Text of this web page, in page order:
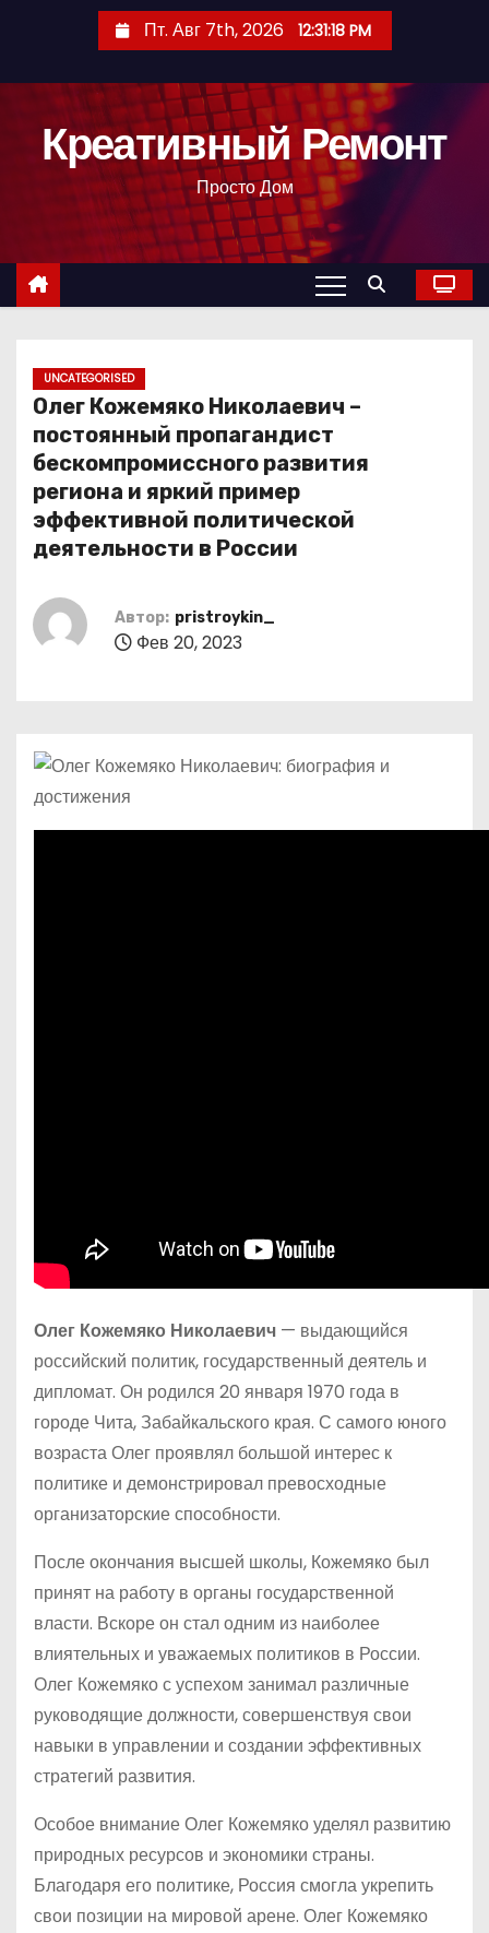
с
Пт. Авг 7th, 2026 12:31:19 PM
Креативный Ремонт
Просто Дом
UNCATEGORISED
Олег Кожемяко Николаевич –
постоянный пропагандист
бескомпромиссного развития
региона и яркий пример
эффективной политической
деятельности в России
Автор: pristroykin_
Фев 20, 2023
Олег Кожемяко Николаевич — выдающийся
российский политик, государственный деятель и
дипломат. Он родился 20 января 1970 года в
городе Чита, Забайкальского края. С самого юного
возраста Олег проявлял большой интерес к
политике и демонстрировал превосходные
организаторские способности.
После окончания высшей школы, Кожемяко был
принят на работу в органы государственной
власти. Вскоре он стал одним из наиболее
влиятельных и уважаемых политиков в России.
Олег Кожемяко с успехом занимал различные
руководящие должности, совершенствуя свои
навыки в управлении и создании эффективных
стратегий развития.
Особое внимание Олег Кожемяко уделял развитию
природных ресурсов и экономики страны.
Благодаря его политике, Россия смогла укрепить
свои позиции на мировой арене. Олег Кожемяко